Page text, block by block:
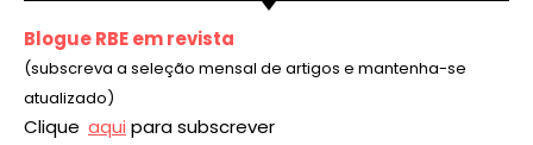
Blogue RBE em revista
(subscreva a seleção mensal de artigos e mantenha-se
atualizado)
Clique aqui para subscrever